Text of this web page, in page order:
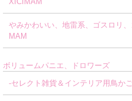
やみかわいい、地雷系、ゴスロリ
MAM
ボリュームパニエ、ドロワーズ
-セレクト雑貨＆インテリア用鳥か